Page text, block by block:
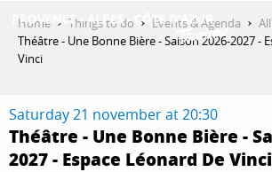
contenu
THINGS TO DO
Home Things to do Events & Agenda
Théâtre - Une Bonne Bière - Saison 2026-2027 -
Vinci
Saturday 21 november at 20:30
Théâtre - Une Bonne Bière -
2027 - Espace Léonard De Vinci